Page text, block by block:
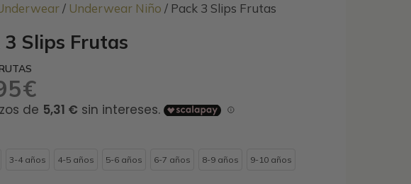
/ Underwear Niño / Pack 3 Slips Frutas
3 Slips Frutas
€
3-4 años 4-5 años 5-6 años 6-7 años 8-9 años 9-10 años